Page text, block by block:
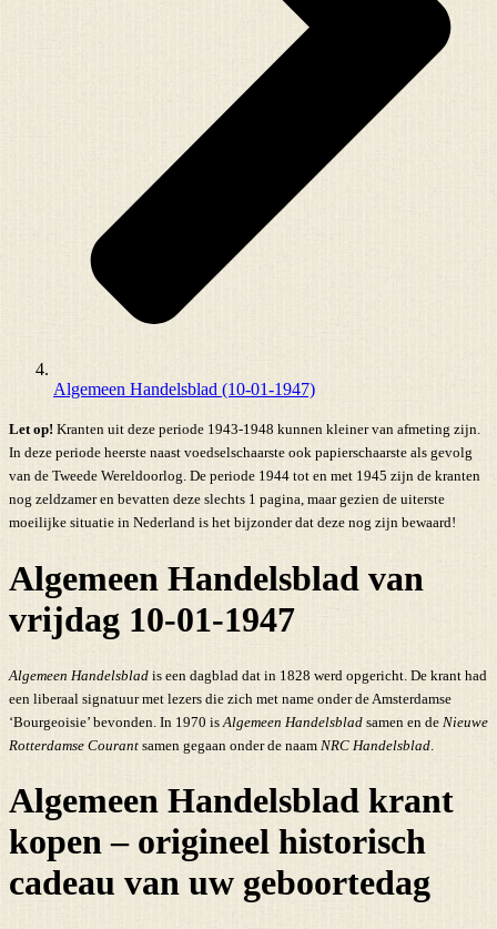
Algemeen Handelsblad (10-01-1947)
Let op! Kranten uit deze periode 1943-1948 kunnen kleiner van afmeting zijn.
In deze periode heerste naast voedselschaarste ook papierschaarste als gevolg
van de Tweede Wereldoorlog. De periode 1944 tot en met 1945 zijn de kranten
nog zeldzamer en bevatten deze slechts 1 pagina, maar gezien de uiterste
moeilijke situatie in Nederland is het bijzonder dat deze nog zijn bewaard!
Algemeen Handelsblad van
vrijdag 10-01-1947
Algemeen Handelsblad is een dagblad dat in 1828 werd opgericht. De krant had
een liberaal signatuur met lezers die zich met name onder de Amsterdamse
‘Bourgeoisie’ bevonden. In 1970 is Algemeen Handelsblad samen en de Nieuwe
Rotterdamse Courant samen gegaan onder de naam NRC Handelsblad
Algemeen Handelsblad krant
kopen – origineel historisch
cadeau van uw geboortedag